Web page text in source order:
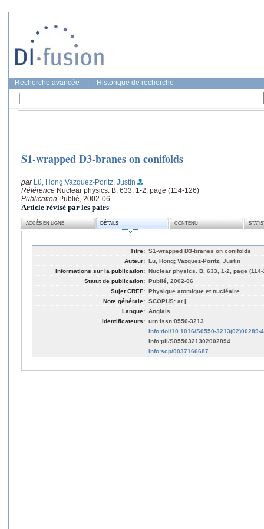
Recherche avancée Historique de recherche
S1-wrapped D3-branes on conifolds
par Lü, Hong;Vazquez-Poritz, Justin
Référence Nuclear physics. B, 633, 1-2, page (114-126)
Publication Publié, 2002-06
Article révisé par les pairs
ACCÈS EN LIGNE DÉTAILS CONTENU
Titre: S1-wrapped D3-branes on conifolds
Auteur: Lü, Hong; Vazquez-Poritz, Justin
Informations sur la publication: Nuclear physics. B, 633, 1-2, page (114-
Statut de publication: Publié, 2002-06
Sujet CREF: Physique atomique et nucléaire
Note générale: SCOPUS: ar.j
Langue: Anglais
Identificateurs: urn:issn:0550-3213
info:doi/10.1016/S0550-3213(02)00289-4
info:pii/S0550321302002894
info:scp/0037166687